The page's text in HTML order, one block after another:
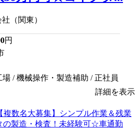
（関東）
円
/ 機械操作・製造補助 / 正社員
詳細を表示